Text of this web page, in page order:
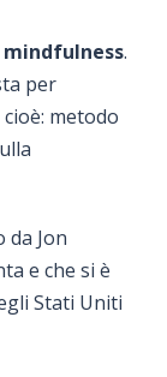
mindfulness.
per
metodo
da Jon
e che si è
Stati Uniti